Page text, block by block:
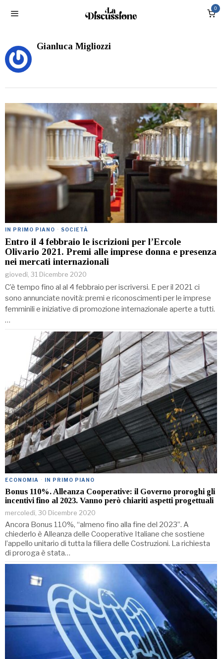
0
Gianluca Migliozzi
IN PRIMO PIANO · SOCIETÀ
Entro il 4 febbraio le iscrizioni per l’Ercole
Olivario 2021. Premi alle imprese donna e presenza
nei mercati internazionali
giovedì, 31 Dicembre 2020
C’è tempo fino al al 4 febbraio per iscriversi. E per il 2021 ci
sono annunciate novità: premi e riconoscimenti per le imprese
femminili e iniziative di promozione internazionale aperte a tutti.
…
ECONOMIA · IN PRIMO PIANO
Bonus 110%. Alleanza Cooperative: il Governo proroghi gli
incentivi fino al 2023. Vanno però chiariti aspetti progettuali
mercoledì, 30 Dicembre 2020
Ancora Bonus 110%, “almeno fino alla fine del 2023”. A
chiederlo è Alleanza delle Cooperative Italiane che sostiene
l’appello unitario di tutta la filiera delle Costruzioni. La richiesta
di proroga è stata…